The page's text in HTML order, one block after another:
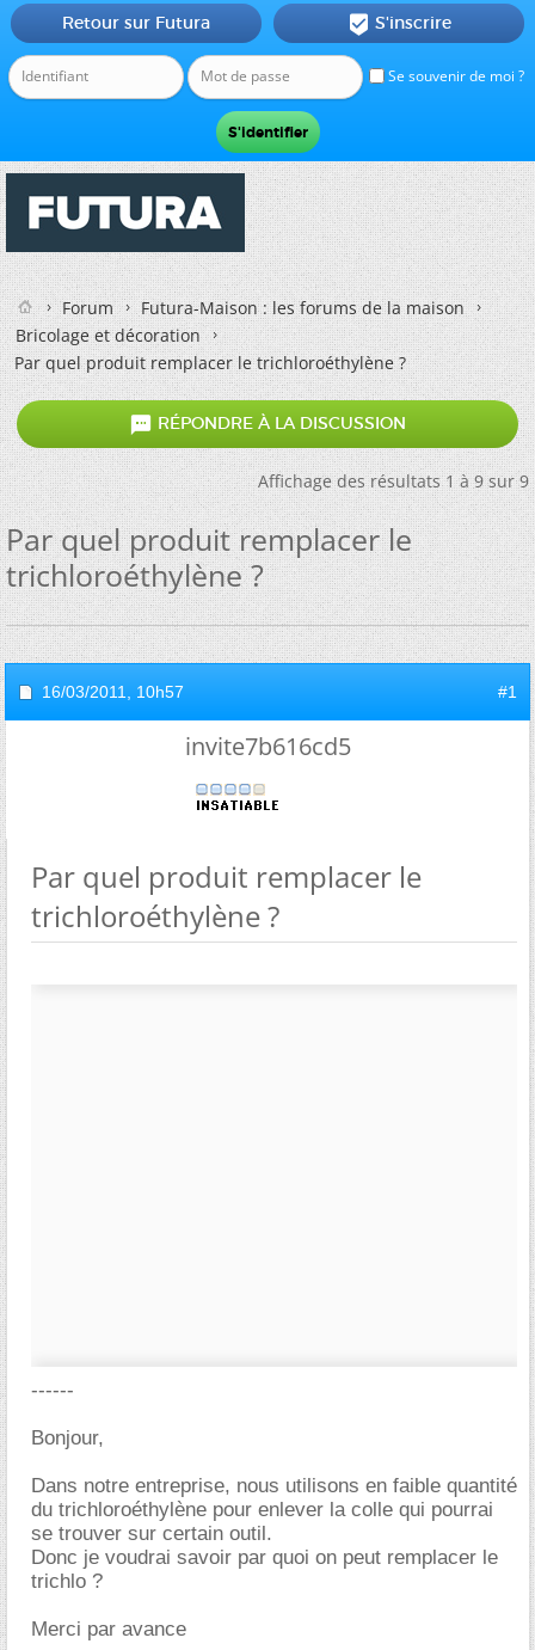
Se souvenir de moi ?
Retour sur Futura  S'inscrire
Forum
Futura-Maison : les forums de la maison
Bricolage et décoration
Par quel produit remplacer le trichloroéthylène ?
 RÉPONDRE À LA DISCUSSION
Affichage des résultats 1 à 9 sur 9
Par quel produit remplacer le
trichloroéthylène ?
16/03/2011, 10h57 #1
invite7b616cd5
Par quel produit remplacer le
trichloroéthylène ?
------
Bonjour,
Dans notre entreprise, nous utilisons en faible quantité
du trichloroéthylène pour enlever la colle qui pourrai
se trouver sur certain outil.
Donc je voudrai savoir par quoi on peut remplacer le
trichlo ?
Merci par avance